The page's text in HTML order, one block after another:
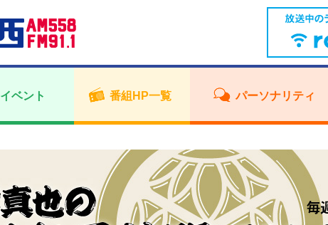
イベント 番組HP一覧 パーソナリティ